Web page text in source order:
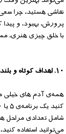
نقاشی هستید، چرا
پرورش، بهبود، و
با خلق چیزی هنری،
۱۰. اهداف کوتاه و بلندمدت‌تان را مرور کنید
همه‌ی آدم های خیلی
شامل تعدادی مراحل
می‌توانید استفاده